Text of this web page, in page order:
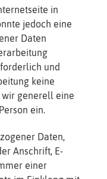
in
jedoch eine
Daten
und
keine
wir generell eine
ein.
Daten,
Anschrift, E-
einer